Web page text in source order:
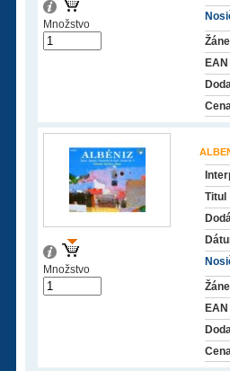
EAN
Množstvo
Titul
EAN
Množstvo